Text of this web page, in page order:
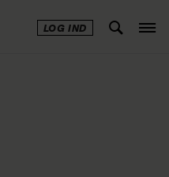
LOG IND